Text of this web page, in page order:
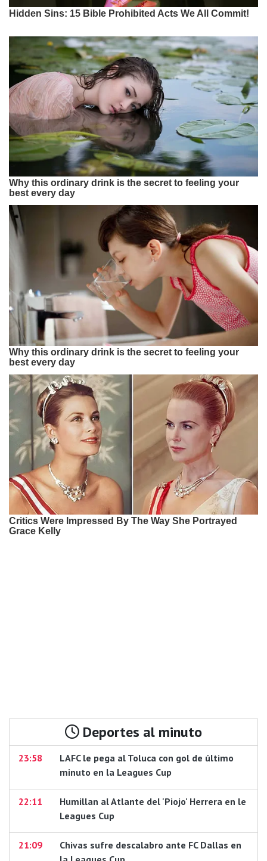
Deportes al minuto
23:58
LAFC le pega al Toluca con gol de último
minuto en la Leagues Cup
22:11
Humillan al Atlante del 'Piojo' Herrera en le
Leagues Cup
21:09
Chivas sufre descalabro ante FC Dallas en